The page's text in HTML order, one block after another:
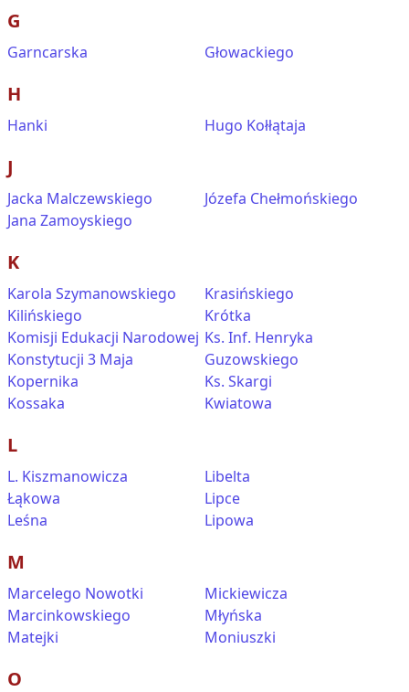
G
Garncarska Głowackiego
H
Hanki Hugo Kołłątaja
J
Jacka Malczewskiego
Jana Zamoyskiego
Józefa Chełmońskiego
K
Karola Szymanowskiego
Kilińskiego
Komisji Edukacji Narodowej
Konstytucji 3 Maja
Kopernika
Kossaka
Krasińskiego
Krótka
Ks. Inf. Henryka
Guzowskiego
Ks. Skargi
Kwiatowa
L
L. Kiszmanowicza
Łąkowa
Leśna
Libelta
Lipce
Lipowa
M
Marcelego Nowotki
Marcinkowskiego
Matejki
Mickiewicza
Młyńska
Moniuszki
O